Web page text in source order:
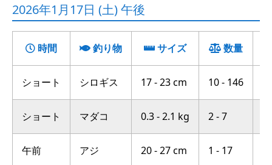
2026年1月17日 (土) 午後
時間 釣り物 サイズ 数量
ショート シロギス 17 - 23 cm 10 - 146
ショート マダコ 0.3 - 2.1 kg 2 - 7
午前 アジ 20 - 27 cm 1 - 17